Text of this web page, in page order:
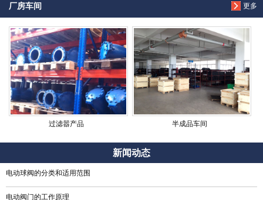
更多
厂房车间
过滤嚣产品 半成品车间
新闻动态
电动球阀的分类和适用范围
电动阀门的工作原理